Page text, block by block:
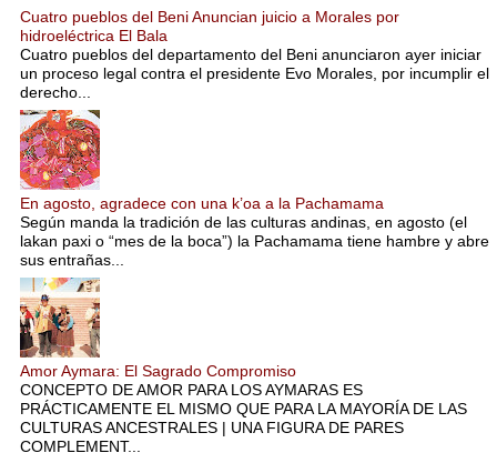
Cuatro pueblos del Beni Anuncian juicio a Morales por
hidroeléctrica El Bala
Cuatro pueblos del departamento del Beni anunciaron ayer iniciar
un proceso legal contra el presidente Evo Morales, por incumplir el
derecho...
En agosto, agradece con una k’oa a la Pachamama
Según manda la tradición de las culturas andinas, en agosto (el
lakan paxi o “mes de la boca”) la Pachamama tiene hambre y abre
sus entrañas...
Amor Aymara: El Sagrado Compromiso
CONCEPTO DE AMOR PARA LOS AYMARAS ES
PRÁCTICAMENTE EL MISMO QUE PARA LA MAYORÍA DE LAS
CULTURAS ANCESTRALES | UNA FIGURA DE PARES
COMPLEMENT...